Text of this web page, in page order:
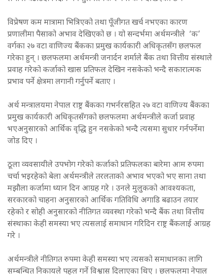
विप्रेषण कम मात्रामा भित्रिएको तथा पूँजीगत खर्च नभएका कारण
प्रणालीमा पैसाको अभाव देखिएको छ । यो सन्दर्भमा अर्थमन्त्रीले ‘क’
वर्गका २७ वटा वाणिज्य बैंकका प्रमुख कार्यकारी अधिकृतसँग छलफल
गरेका हुन् । छलफलमा अर्थमन्त्री जनार्दन शर्माले बैंक तथा वित्तीय संस्थाले
प्रवाह गरेको कर्जाको खास प्रतिफल देखिन नसकेको भन्दै सकारात्मक
प्रभाव पर्ने क्षेत्रमा लगानी गर्नुपर्ने बताए ।
अर्थ मन्त्रालयमा नेपाल राष्ट्र बैंकका गभर्नरसहित २७ वटा वाणिज्य बैंकका
प्रमुख कार्यकारी अधिकृतसँगको छलफलमा अर्थमन्त्रीले कर्जा प्रवाह
भएअनुसारको आर्थिक वृद्धि हुन नसकेको भन्दै त्यसमा सुधार गर्नपर्नेमा
जोड दिए ।
ठूला व्यवसायीले उपभोग गरेको कर्जाको प्रतिफलका बारेमा आम रुपमा
चर्चा भइरहेको बेला अर्थमन्त्रीले तरलताको अभाव भएको भए साना तथा
मझौला कर्जामा ध्यान दिन आग्रह गरे । उनले मुलुकको आवश्यकता,
सरकारको चाहना अनुसारको आर्थिक गतिविधि अगाडि बढाउन तयार
रहेको र सोही अनुसारको नीतिगत व्यवस्था गरेको भन्दै बैंक तथा वित्तीय
संस्थाका केही समस्या भए त्यसलाई समाधान गरिदिन राष्ट्र बैंकलाई आग्रह
गरे ।
अर्थमन्त्रीले नीतिगत रुपमा केही समस्या भए त्यसको समाधानका लागि
सम्बन्धित निकायले पहल गर्ने विश्वास दिलाएका थिए । छलफलमा नेपाल